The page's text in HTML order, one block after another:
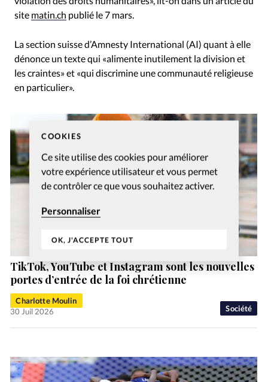
COOKIES
Ce site utilise des cookies pour améliorer
votre expérience utilisateur et vous permet
de contrôler ce que vous souhaitez activer.
Personnaliser
OK, J'ACCEPTE TOUT
site matin.ch publié le 7 mars.
La section suisse d’Amnesty International (AI) quant à elle
dénonce un texte qui «alimente inutilement la division et
les craintes» et «qui discrimine une communauté religieuse
en particulier».
Société
TikTok, YouTube et Instagram sont les nouvelles
portes d’entrée de la foi chrétienne
Charlotte Moulin
30 Juil 2026